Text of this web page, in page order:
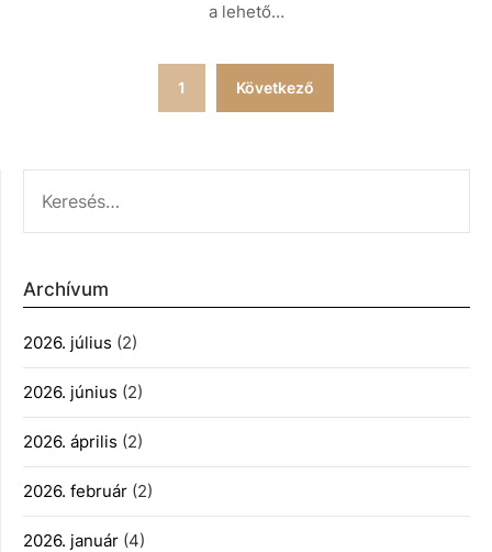
a lehető…
1 Következő
Archívum
2026. július (2)
2026. június (2)
2026. április (2)
2026. február (2)
2026. január (4)